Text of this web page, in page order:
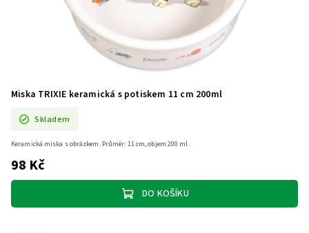
Miska TRIXIE keramická s potiskem 11 cm 200ml
Skladem
98 Kč
DO KOŠÍKU
Keramická miska s obrázkem. Průměr: 11 cm, objem 200 ml.